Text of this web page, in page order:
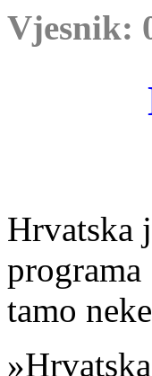
Vjesnik:
Hrvatska
tamo